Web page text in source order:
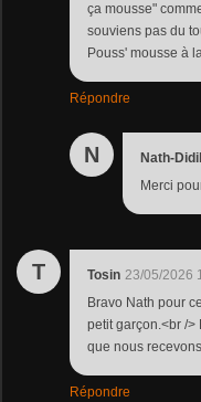
ça mousse"
souviens pas du
Pouss' mousse à
Répondre
N Nath-
Merci
T Tosin 23/05/2026
Bravo Nath pour
petit garçon.<br />
que nous
Répondre